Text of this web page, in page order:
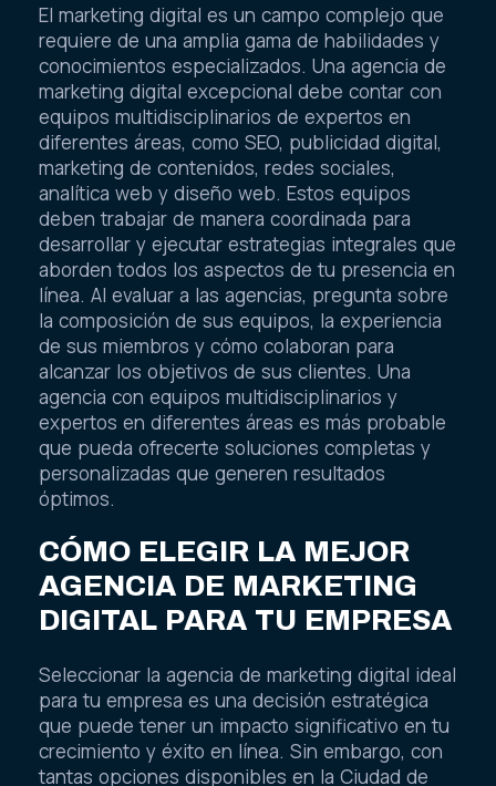
El marketing digital es un campo complejo que
requiere de una amplia gama de habilidades y
conocimientos especializados. Una agencia de
marketing digital excepcional debe contar con
equipos multidisciplinarios de expertos en
diferentes áreas, como SEO, publicidad digital,
marketing de contenidos, redes sociales,
analítica web y diseño web. Estos equipos
deben trabajar de manera coordinada para
desarrollar y ejecutar estrategias integrales que
aborden todos los aspectos de tu presencia en
línea. Al evaluar a las agencias, pregunta sobre
la composición de sus equipos, la experiencia
de sus miembros y cómo colaboran para
alcanzar los objetivos de sus clientes. Una
agencia con equipos multidisciplinarios y
expertos en diferentes áreas es más probable
que pueda ofrecerte soluciones completas y
personalizadas que generen resultados
óptimos.
CÓMO ELEGIR LA MEJOR
AGENCIA DE MARKETING
DIGITAL PARA TU EMPRESA
Seleccionar la agencia de marketing digital ideal
para tu empresa es una decisión estratégica
que puede tener un impacto significativo en tu
crecimiento y éxito en línea. Sin embargo, con
tantas opciones disponibles en la Ciudad de